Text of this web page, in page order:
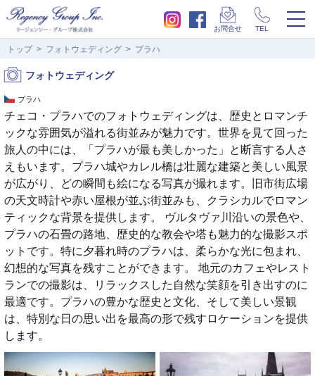
お問合せ TEL
トップ フォトウェディング プラハ
フォトウェディング
プラハ
チェコ・プラハでのフォトウェディングは、歴史とロマンチ
ックな雰囲気が溢れる街並みが魅力です。世界を見て回った
旅人の中には、「プラハが最も美しかった」と断言する人さ
えもいます。プラハ城やカレル橋は壮麗な建築と美しい風景
が広がり、どの瞬間も絵になる写真が撮れます。旧市街広場
の天文時計や赤い屋根が並ぶ街並みも、クラシカルでロマン
ティックな背景を提供します。 ヴルタヴァ川沿いの景色や、
プラハの石畳の路地、歴史的な教会や塔も魅力的な撮影スポ
ットです。特に夕暮れ時のプラハは、柔らかな光に包まれ、
幻想的な写真を残すことができます。 地元のカフェやレスト
ランでの撮影は、リラックスした自然な笑顔を引き出すのに
最適です。プラハの豊かな歴史と文化、そして美しい景観
は、特別な日の思い出を最高の形で残すロケーションを提供
します。